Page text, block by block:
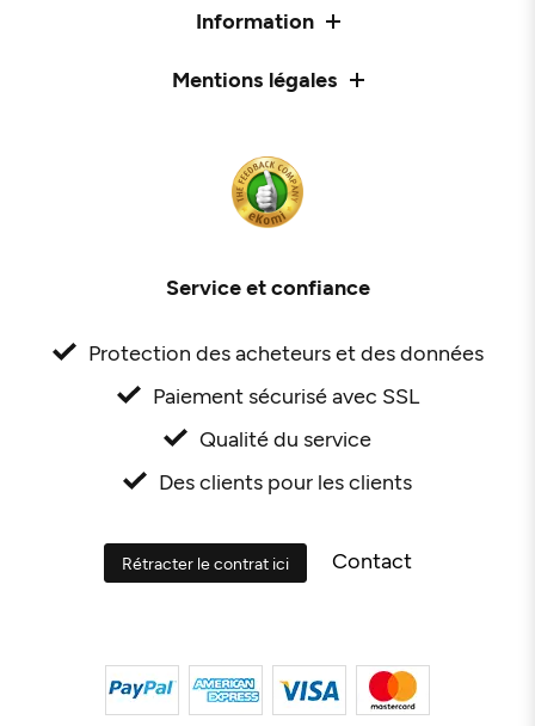
Information
Mentions légales
Service et confiance
Protection des acheteurs et des données
Paiement sécurisé avec SSL
Qualité du service
Des clients pour les clients
Rétracter le contrat ici Contact